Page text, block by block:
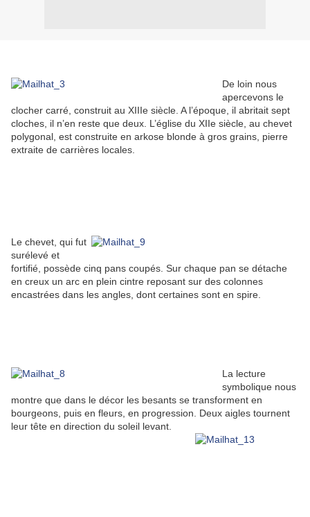
De loin nous
apercevons le
clocher carré, construit au XIIIe siècle. A l’époque, il abritait sept
cloches, il n’en reste que deux. L’église du XIIe siècle, au chevet
polygonal, est construite en arkose blonde à gros grains, pierre
extraite de carrières locales.
Le chevet, qui fut
surélevé et
fortifié, possède cinq pans coupés. Sur chaque pan se détache
en creux un arc en plein cintre reposant sur des colonnes
encastrées dans les angles, dont certaines sont en spire.
La lecture
symbolique nous
montre que dans le décor les besants se transforment en
bourgeons, puis en fleurs, en progression. Deux aigles tournent
leur tête en direction du soleil levant.